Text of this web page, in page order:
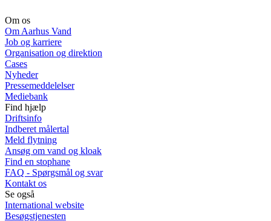
Om os
Om Aarhus Vand
Job og karriere
Organisation og direktion
Cases
Nyheder
Pressemeddelelser
Mediebank
Find hjælp
Driftsinfo
Indberet målertal
Meld flytning
Ansøg om vand og kloak
Find en stophane
FAQ - Spørgsmål og svar
Kontakt os
Se også
International website
Besøgstjenesten